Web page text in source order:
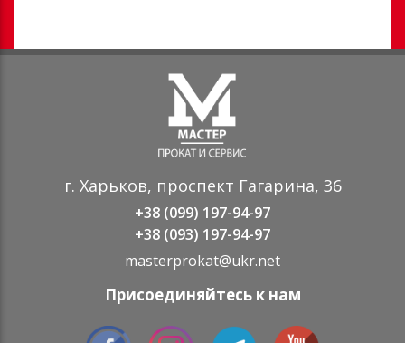
г. Харьков, проспект Гагарина, 36
+38 (099) 197-94-97
+38 (093) 197-94-97
masterprokat@ukr.net
Присоединяйтесь к нам